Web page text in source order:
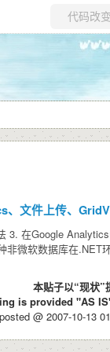
文件上传、
3. 在Google
微软数据库在.NET
本贴子以“现状”
is provided "AS
posted @ 2007-10-13